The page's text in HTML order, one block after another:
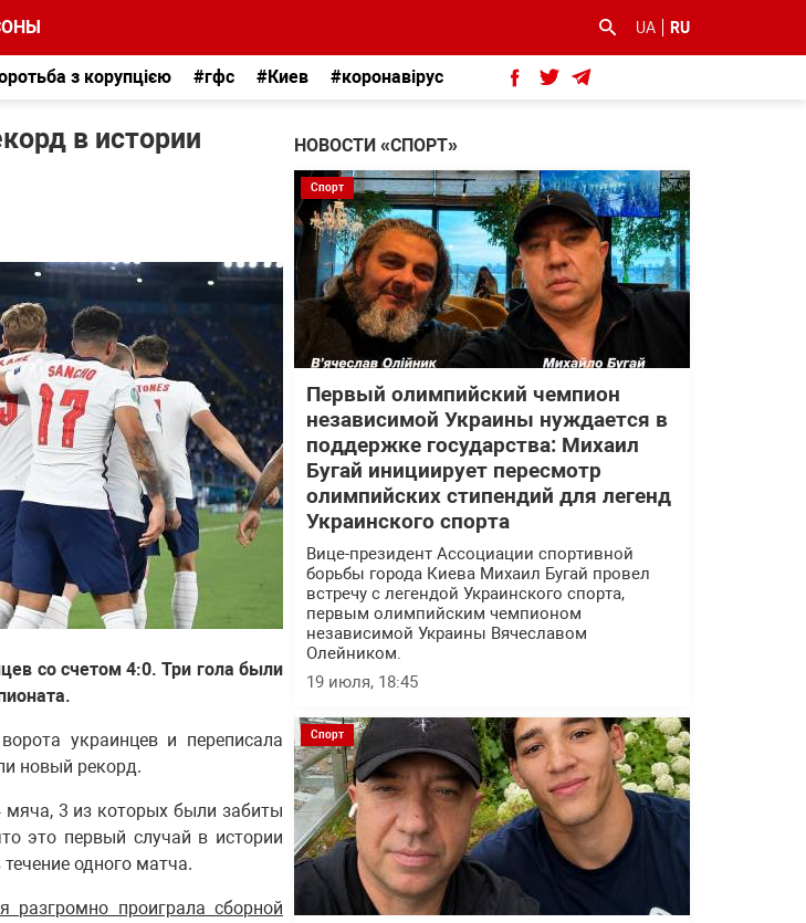
UA RU
з корупцією #гфс #Киев #коронавірус
в истории
со счетом 4:0. Три гола были
украинцев и переписала
новый рекорд.
мяча, 3 из которых были забиты
это первый случай в истории
одного матча.
разгромно проиграла сборной
НОВОСТИ «СПОРТ»
Спорт
Первый олимпийский чемпион
независимой Украины нуждается в
поддержке государства: Михаил
Бугай инициирует пересмотр
олимпийских стипендий для легенд
Украинского спорта
Вице-президент Ассоциации спортивной
борьбы города Киева Михаил Бугай провел
встречу с легендой Украинского спорта,
первым олимпийским чемпионом
независимой Украины Вячеславом
Олейником.
19 июля, 18:45
Спорт